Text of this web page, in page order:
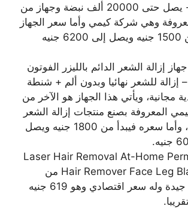
النبضي- يصل حتى 20000 ألف نبضة وجهاز من
وهي شركة كيمي وأما سعر الجهاز
فيبدأ من 1500 جنيه ويصل إلى 6200 جنيه
Kemei جهاز إزالة الشعر الدائم بالليزر الفوتون
إزالة للشعر نهائيا وبدون ألم + شنطة
مجانية، ويأتي هذا الجهاز هو الآخر من
المعروفة بصنع منتجات إزالة الشعر
المميزة، وأما سعره فيبدأ من 1800 جنيه ويصل
Laser Hair Removal At-Home
Hair Remover Face Leg Black US من
الأجهزة جيدة وله سعر اقتصادي وهو 619 جنيه